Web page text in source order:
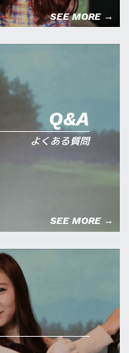
SEE MORE →
Q&A
よくある質問
SEE MORE →